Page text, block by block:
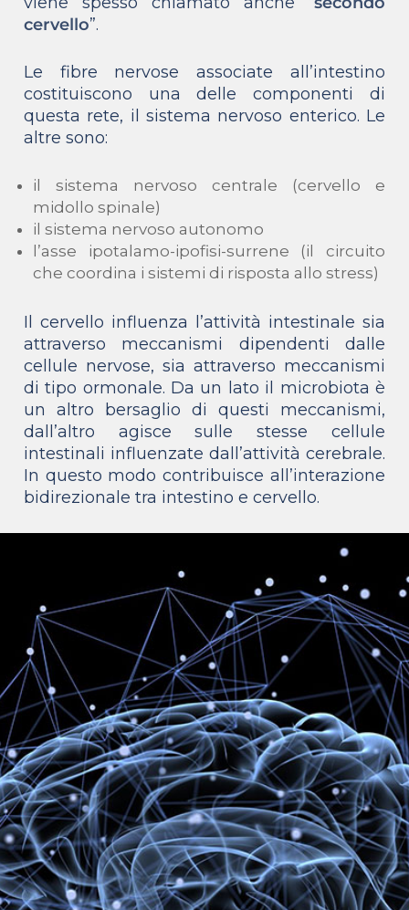
cervello”.
Le fibre nervose associate all’intestino
costituiscono una delle componenti di
questa rete, il sistema nervoso enterico. Le
altre sono:
il sistema nervoso centrale (cervello e
midollo spinale)
il sistema nervoso autonomo
l’asse ipotalamo-ipofisi-surrene (il circuito
che coordina i sistemi di risposta allo stress)
Il cervello influenza l’attività intestinale sia
attraverso meccanismi dipendenti dalle
cellule nervose, sia attraverso meccanismi
di tipo ormonale. Da un lato il microbiota è
un altro bersaglio di questi meccanismi,
dall’altro agisce sulle stesse cellule
intestinali influenzate dall’attività cerebrale.
In questo modo contribuisce all’interazione
bidirezionale tra intestino e cervello.